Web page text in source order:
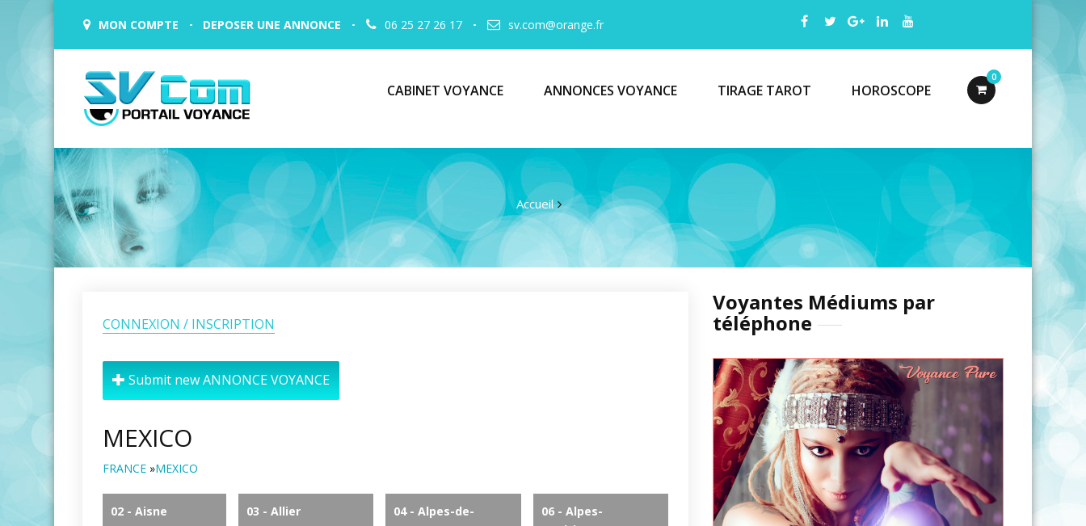
MON COMPTE DEPOSER UNE ANNONCE 06 25 27 26 17 sv.com@orange.fr
CABINET VOYANCE ANNONCES VOYANCE TIRAGE TAROT HOROSCOPE
0
Accueil
CONNEXION / INSCRIPTION
Submit new ANNONCE VOYANCE
MEXICO
FRANCE »MEXICO
02 - Aisne 03 - Allier
04 - Alpes-de-
06 - Alpes-
Voyantes Médiums par
téléphone